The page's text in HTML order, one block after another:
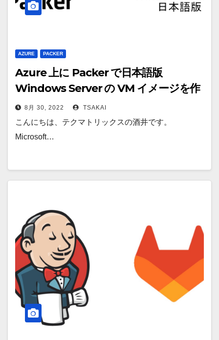
AZURE PACKER
Azure 上に Packer で日本語版
Windows Server の VM イメージを作
成してみた
8月 30, 2022 TSAKAI
こんにちは、テクマトリックスの酒井です。
Microsoft…